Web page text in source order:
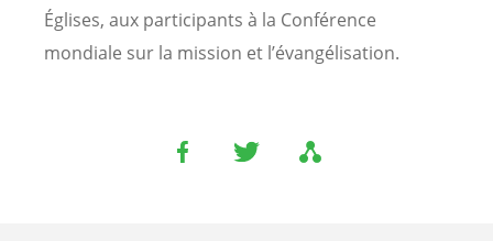
Églises, aux participants à la Conférence
mondiale sur la mission et l’évangélisation.